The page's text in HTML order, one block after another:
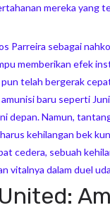
mereka yang
Parreira sebagai
memberikan efek
telah bergerak
baru seperti
depan. Namun,
kehilangan bek
cedera, sebuah
vitalnya dalam duel